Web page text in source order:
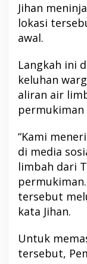
Jihan
lokasi
awal.
Langkah ini
keluhan
aliran air
permukiman
“Kami
di media
limbah dari
tersebut
kata Jihan.
Untuk
tersebut,